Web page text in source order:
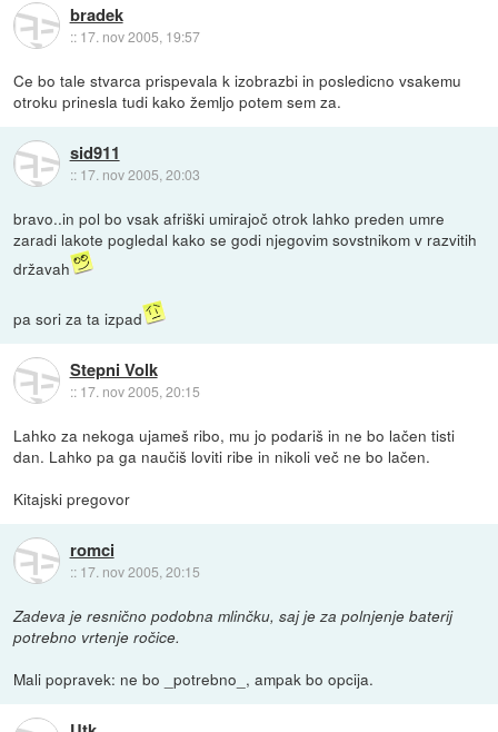
bradek
:: 17. nov 2005, 19:57
Ce bo tale stvarca prispevala k izobrazbi in posledicno vsakemu
otroku prinesla tudi kako žemljo potem sem za.
sid911
:: 17. nov 2005, 20:03
bravo..in pol bo vsak afriški umirajoč otrok lahko preden umre
zaradi lakote pogledal kako se godi njegovim sovstnikom v razvitih
državah
pa sori za ta izpad
Stepni Volk
:: 17. nov 2005, 20:15
Lahko za nekoga ujameš ribo, mu jo podariš in ne bo lačen tisti
dan. Lahko pa ga naučiš loviti ribe in nikoli več ne bo lačen.
Kitajski pregovor
romci
:: 17. nov 2005, 20:15
Zadeva je resnično podobna mlinčku, saj je za polnjenje baterij
potrebno vrtenje ročice.
Mali popravek: ne bo _potrebno_, ampak bo opcija.